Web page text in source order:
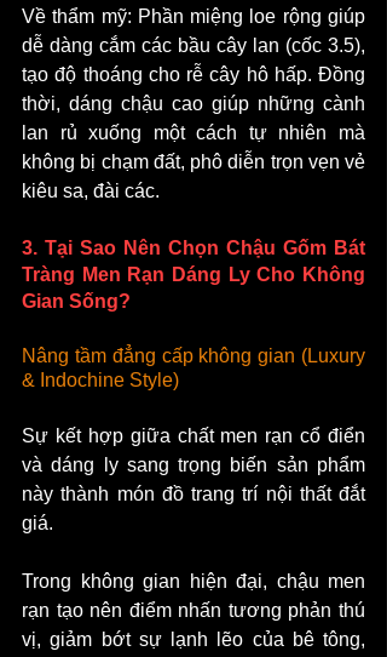
Về thẩm mỹ: Phần miệng loe rộng giúp
dễ dàng cắm các bầu cây lan (cốc 3.5),
tạo độ thoáng cho rễ cây hô hấp. Đồng
thời, dáng chậu cao giúp những cành
lan rủ xuống một cách tự nhiên mà
không bị chạm đất, phô diễn trọn vẹn vẻ
kiêu sa, đài các.
3. Tại Sao Nên Chọn Chậu Gốm Bát
Tràng Men Rạn Dáng Ly Cho Không
Gian Sống?
Nâng tầm đẳng cấp không gian (Luxury
& Indochine Style)
Sự kết hợp giữa chất men rạn cổ điển
và dáng ly sang trọng biến sản phẩm
này thành món đồ trang trí nội thất đắt
giá.
Trong không gian hiện đại, chậu men
rạn tạo nên điểm nhấn tương phản thú
vị, giảm bớt sự lạnh lẽo của bê tông,